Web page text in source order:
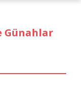
Günahlar